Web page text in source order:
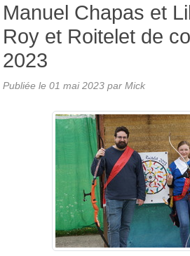
Manuel Chapas et
Roy et Roitelet de
2023
Publiée le 01 mai 2023 par Mick